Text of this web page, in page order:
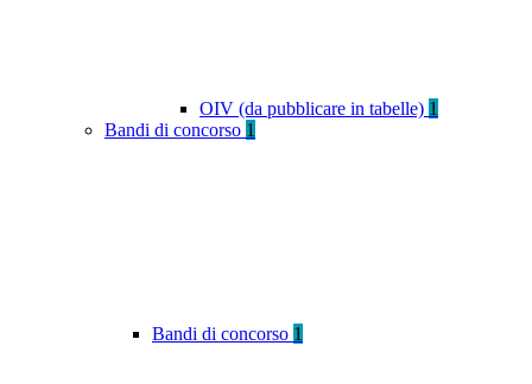
OIV (da pubblicare in tabelle) 1
Bandi di concorso 1
Bandi di concorso 1